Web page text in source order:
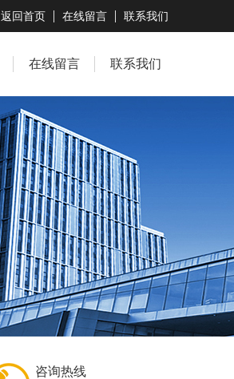
返回首页 在线留言 联系我们
在线留言 联系我们
咨询热线